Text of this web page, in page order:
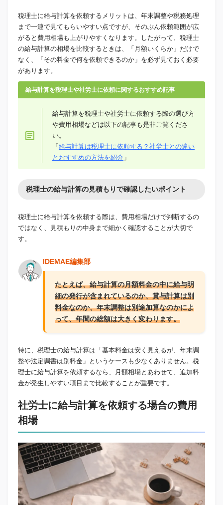
税理士に給与計算を依頼するメリットは、年末調整や税務処理
まで一連で見てもらいやすい点ですが、そのぶん依頼範囲が広
がると費用相場も上がりやすくなります。したがって、税理士
の給与計算の相場を比較するときは、「月額いくらか」だけで
なく、「その料金で何を依頼できるのか」を必ず見ておく必要
があります。
給与計算を税理士や社労士に依頼に関するおすすめ記事
給与計算を税理士や社労士に依頼する際の選び方
や費用相場などは以下の記事も是非ご覧くださ
い。
「 給与計算は税理士に依頼する？社労士との違い
とおすすめの方法を紹介 」
税理士の給与計算の見積もりで確認したいポイント
税理士に給与計算を依頼する際は、費用相場だけで判断するの
ではなく、見積もりの中身まで細かく確認することが大切で
す。
IDEMAE編集部
たとえば、給与計算の月額料金の中に給与明
細の発行が含まれているのか、賞与計算は別
料金なのか、年末調整は別途加算なのかによ
って、年間の総額は大きく変わります。
特に、税理士の給与計算は「基本料金は安く見えるが、年末調
整や法定調書は別料金」というケースも少なくありません。税
理士に給与計算を依頼するなら、月額相場とあわせて、追加料
金が発生しやすい項目まで比較することが重要です。
社労士に給与計算を依頼する場合の費用
相場